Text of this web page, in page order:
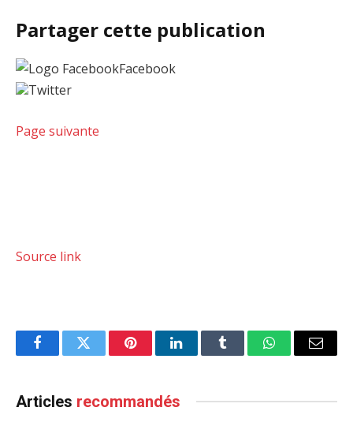
Partager cette publication
Facebook
Twitter
Page suivante
Source link
FacebookTwitter PinterestLinkedInTumblr WhatsAppEmail
Articles recommandés